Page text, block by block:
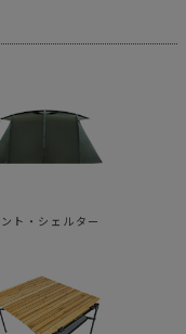
ト・シェルター